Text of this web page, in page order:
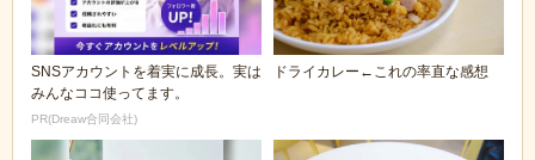
SNSアカウントを着実に成長。実は
みんなココ使ってます。
PR(Dreaw合同会社)
ドライカレー←これの率直な感想